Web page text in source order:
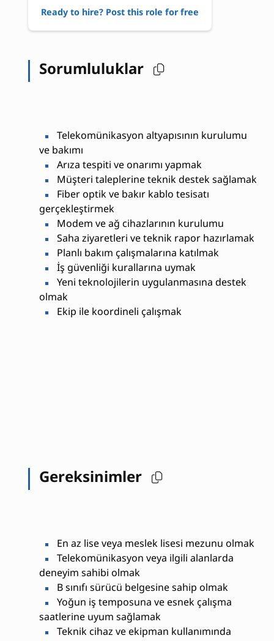
Ready to hire? Post this role for free
Sorumluluklar
Telekomünikasyon altyapısının kurulumu
ve bakımı
Arıza tespiti ve onarımı yapmak
Müşteri taleplerine teknik destek sağlamak
Fiber optik ve bakır kablo tesisatı
gerçekleştirmek
Modem ve ağ cihazlarının kurulumu
Saha ziyaretleri ve teknik rapor hazırlamak
Planlı bakım çalışmalarına katılmak
İş güvenliği kurallarına uymak
Yeni teknolojilerin uygulanmasına destek
olmak
Ekip ile koordineli çalışmak
Gereksinimler
En az lise veya meslek lisesi mezunu olmak
Telekomünikasyon veya ilgili alanlarda
deneyim sahibi olmak
B sınıfı sürücü belgesine sahip olmak
Yoğun iş temposuna ve esnek çalışma
saatlerine uyum sağlamak
Teknik cihaz ve ekipman kullanımında